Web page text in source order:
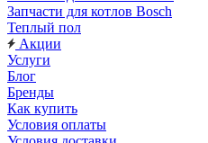
Запчасти для котлов Bosch
Теплый пол
Акции
Услуги
Блог
Бренды
Как купить
Условия оплаты